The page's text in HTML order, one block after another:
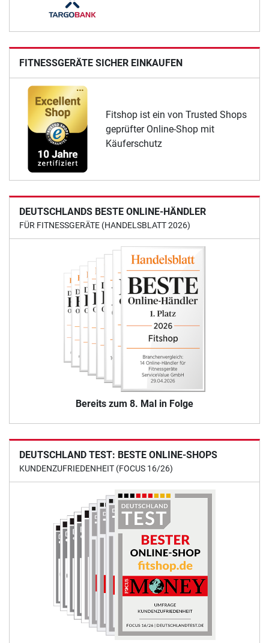
FITNESSGERÄTE SICHER EINKAUFEN
Fitshop ist ein von Trusted Shops
geprüfter Online-Shop mit
Käuferschutz
DEUTSCHLANDS BESTE ONLINE-HÄNDLER
FÜR FITNESSGERÄTE (HANDELSBLATT 2026)
Bereits zum 8. Mal in Folge
DEUTSCHLAND TEST: BESTE ONLINE-SHOPS
KUNDENZUFRIEDENHEIT (FOCUS 16/26)